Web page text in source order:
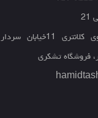
کرج - خیابان بهشتی روبروی کلانتری 11خیابان سردار
فروشگاه تشکری